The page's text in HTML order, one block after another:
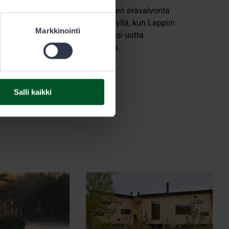
Markkinointi
Salli kaikki
päästy
Valtion alueiden erävalvonta
tehostuu syksyllä, kun Lappiin
palkataan kaksi uutta
erätarkastajaa.